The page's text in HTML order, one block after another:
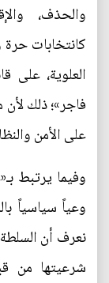
والحذف،
كانتخابات حرة
العلوية، على
فاجر»؛ ذلك
على الأمن
وفيما يرتبط
وعياً سياسياً
نعرف أن
شرعيتها من